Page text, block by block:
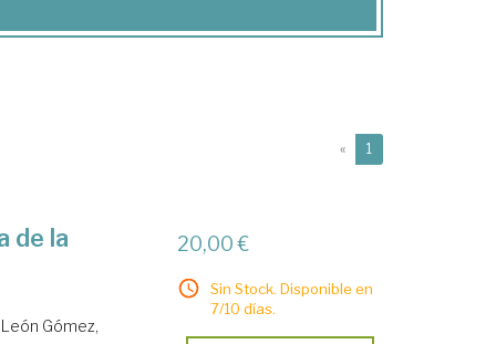
« 1
de la
León Gómez,
20,00 €
Sin Stock. Disponible en
7/10 días.